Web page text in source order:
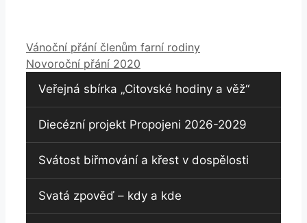
Vánoční přání členům farní rodiny
Novoroční přání 2020
Veřejná sbírka „Citovské hodiny a věž“
Diecézní projekt Propojeni 2026-2029
Svátost biřmování a křest v dospělosti
Svatá zpověď – kdy a kde